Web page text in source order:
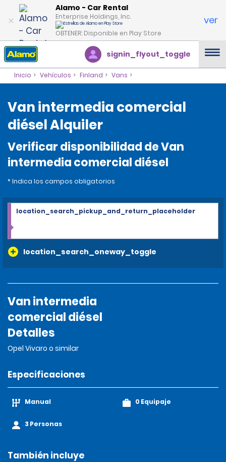
Alamo - Car Rental
Enterprise Holdings, Inc.
OBTENER: Disponible en Play Store
ver
signin_flyout_toggle
Inicio Vehículos Finland Vans
Van intermedia comercial
diésel Alquiler
Verificar disponibilidad de Van
intermedia comercial diésel
* Indica los campos obligatorios
location_search_oneway_toggle
location_search_pickup_and_return_placeholder
Van intermedia
comercial diésel
Detalles
Opel Vivaro o similar
Especificaciones
Manual
3 Personas
0 Equipaje
También incluye